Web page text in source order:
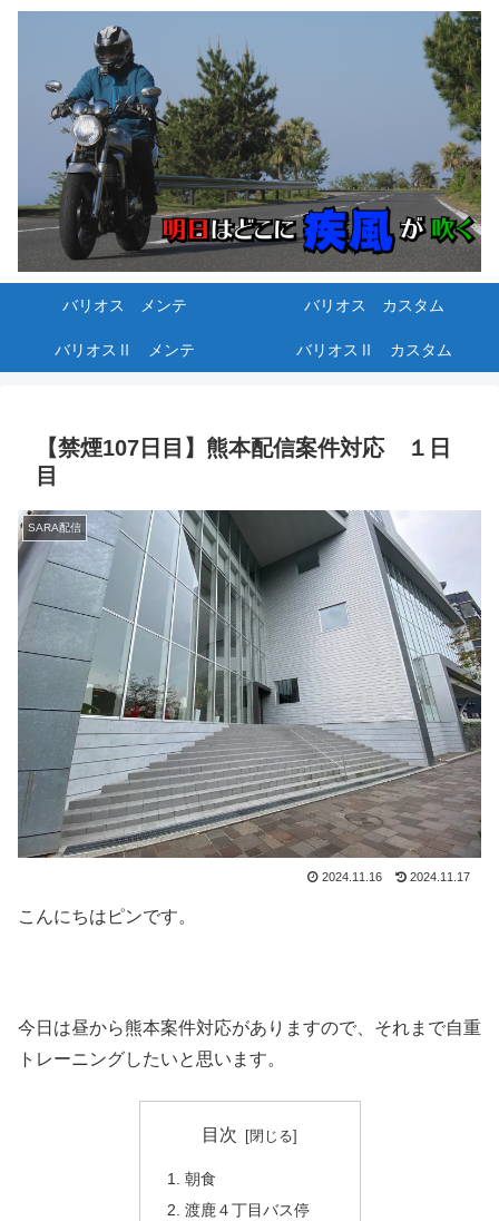
バリオス メンテ バリオス カスタム
バリオスⅡ メンテ バリオスⅡ カスタム
【禁煙107日目】熊本配信案件対応 １日
目
SARA配信
2024.11.16 2024.11.17
こんにちはピンです。
今日は昼から熊本案件対応がありますので、それまで自重
トレーニングしたいと思います。
目次
朝食
渡鹿４丁目バス停